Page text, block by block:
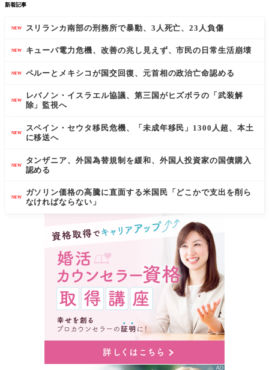
新着記事
NEW スリランカ南部の刑務所で暴動、3人死亡、23人負傷
NEW キューバ電力危機、改善の兆し見えず、市民の日常生活崩壊
NEW ペルーとメキシコが国交回復、元首相の政治亡命認める
NEW
レバノン・イスラエル協議、第三国がヒズボラの「武装解
除」監視へ
NEW
スペイン・セウタ移民危機、「未成年移民」1300人超、本土
に移送へ
NEW
タンザニア、外国為替規制を緩和、外国人投資家の国債購入
認める
NEW
ガソリン価格の高騰に直面する米国民「どこかで支出を削ら
なければならない」